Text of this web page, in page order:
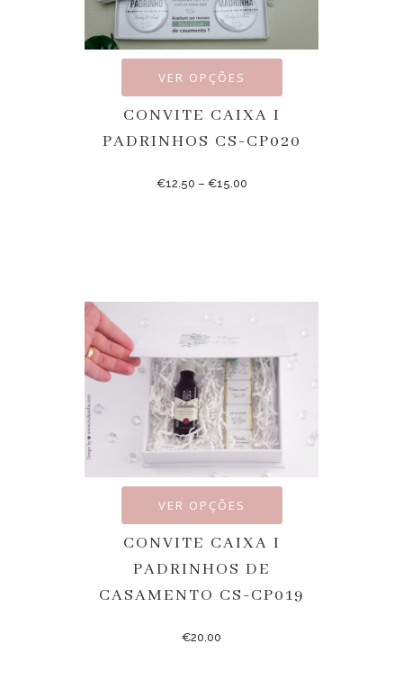
VER OPÇÕES
CONVITE CAIXA I
PADRINHOS CS-CP020
€12.50 – €15.00
VER OPÇÕES
CONVITE CAIXA I
PADRINHOS DE
CASAMENTO CS-CP019
€20.00